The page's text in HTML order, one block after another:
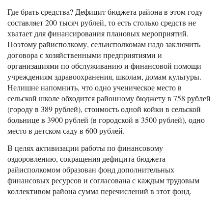
Где брать средства? Дефицит бюджета района в этом году
составляет 200 тысяч рублей, то есть столько средств не
хватает для финансирования плановых мероприятий.
Поэтому райисполкому, сельисполкомам надо заключить
договора с хозяйственными предприятиями и
организациями по обслуживанию и финансовой помощи
учреждениям здравоохранения, школам, домам культуры.
Нелишне напомнить, что одно ученическое место в
сельской школе обходится районному бюджету в 758 рублей
(городу в 389 рублей), стоимость одной койки в сельской
больнице в 3900 рублей (в городской в 3500 рублей), одно
место в детском саду в 600 рублей.
В целях активизации работы по финансовому
оздоровлению, сокращения дефицита бюджета
райисполкомом образован фонд дополнительных
финансовых ресурсов и согласована с каждым трудовым
коллективом района сумма перечислений в этот фонд.